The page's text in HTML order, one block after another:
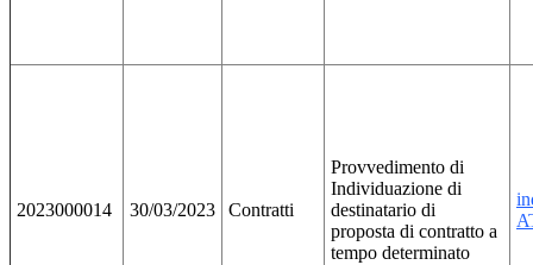
2023000014 30/03/2023 Contratti
Provvedimento di
Individuazione di
destinatario di
proposta di contratto a
tempo determinato